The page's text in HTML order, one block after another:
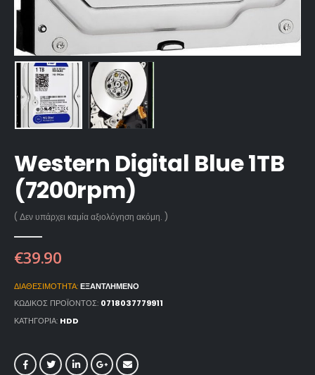
Western Digital Blue 1TB
(7200rpm)
( Δεν υπάρχει καμία αξιολόγηση ακόμη. )
€39.90
ΔΙΑΘΕΣΙΜΌΤΗΤΑ:ΕΞΑΝΤΛΗΜΈΝΟ
ΚΩΔΙΚΌΣ ΠΡΟΪΌΝΤΟΣ: 0718037779911
ΚΑΤΗΓΟΡΊΑ: HDD